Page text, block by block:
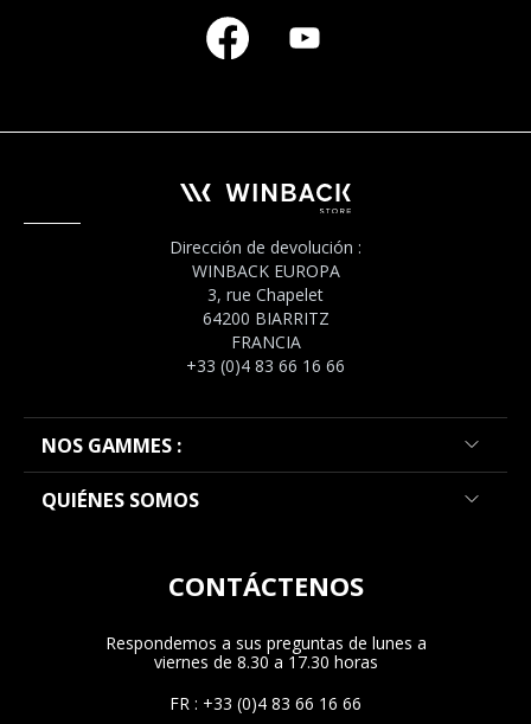
Dirección de devolución :
WINBACK EUROPA
3, rue Chapelet
64200 BIARRITZ
FRANCIA
+33 (0)4 83 66 16 66
NOS GAMMES :
QUIÉNES SOMOS
CONTÁCTENOS
Respondemos a sus preguntas de lunes a
viernes de 8.30 a 17.30 horas
FR : +33 (0)4 83 66 16 66